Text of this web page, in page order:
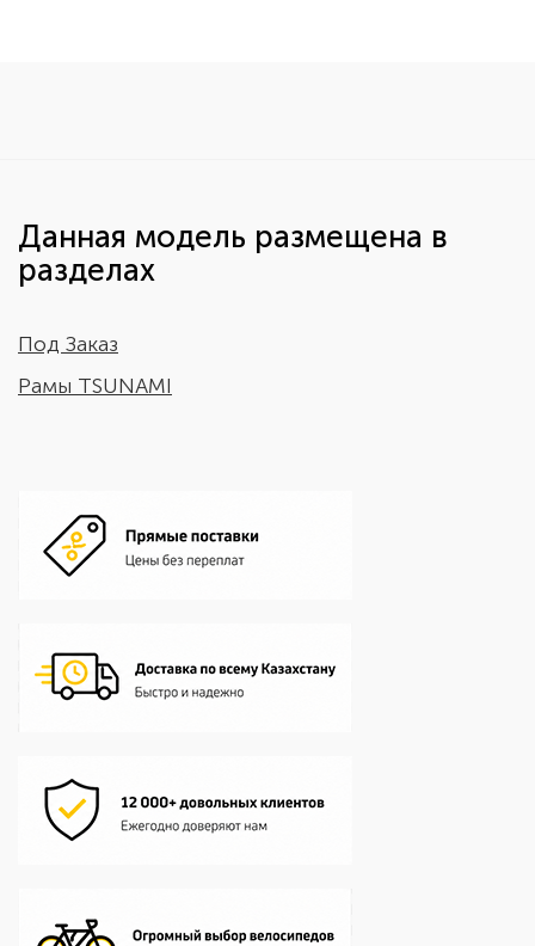
Данная модель размещена в
разделах
Под Заказ
Рамы TSUNAMI